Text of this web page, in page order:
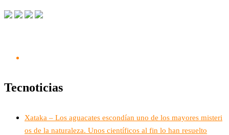
Tecnoticias
Xataka – Los aguacates escondían uno de los mayores misteri
os de la naturaleza. Unos científicos al fin lo han resuelto